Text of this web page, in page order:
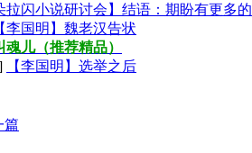
拉闪小说研讨会】结语：期盼有更多的
【李国明】魏老汉告状
魂儿（推荐精品）
【李国明】选举之后
篇